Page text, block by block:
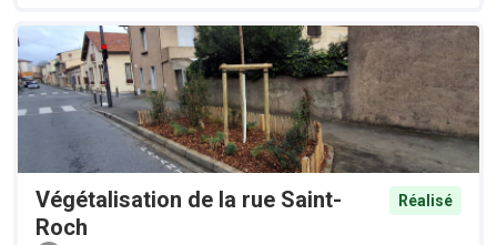
Végétalisation de la rue Saint-
Roch
Réalisé